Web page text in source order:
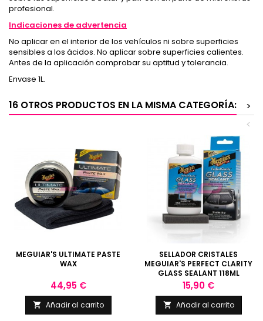
profesional.
Indicaciones de advertencia
No aplicar en el interior de los vehículos ni sobre superficies
sensibles a los ácidos. No aplicar sobre superficies calientes.
Antes de la aplicación comprobar su aptitud y tolerancia.
Envase 1L.
16 OTROS PRODUCTOS EN LA MISMA CATEGORÍA:
>
<
MEGUIAR'S ULTIMATE PASTE
WAX
Precio
44,95 €
 Añadir al carrito
SELLADOR CRISTALES
MEGUIAR'S PERFECT CLARITY
GLASS SEALANT 118ML
Precio
15,90 €
 Añadir al carrito